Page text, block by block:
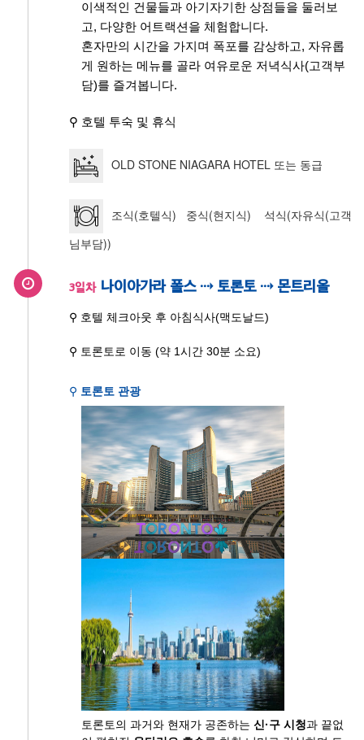
이색적인 건물들과 아기자기한 상점들을 둘러보
고, 다양한 어트랙션을 체험합니다.
혼자만의 시간을 가지며 폭포를 감상하고, 자유롭
게 원하는 메뉴를 골라 여유로운 저녁식사(고객부
담)를 즐겨봅니다.
⚲ 호텔 투숙 및 휴식
OLD STONE NIAGARA HOTEL 또는 동급
조식(호텔식) 중식(현지식) 석식(자유식(고객
님부담))
3일차 나이아가라 폴스 ⇢ 토론토 ⇢ 몬트리올
⚲ 호텔 체크아웃 후 아침식사(맥도날드)
⚲ 토론토로 이동 (약 1시간 30분 소요)
⚲ 토론토 관광
토론토의 과거와 현재가 공존하는 신·구 시청과 끝없